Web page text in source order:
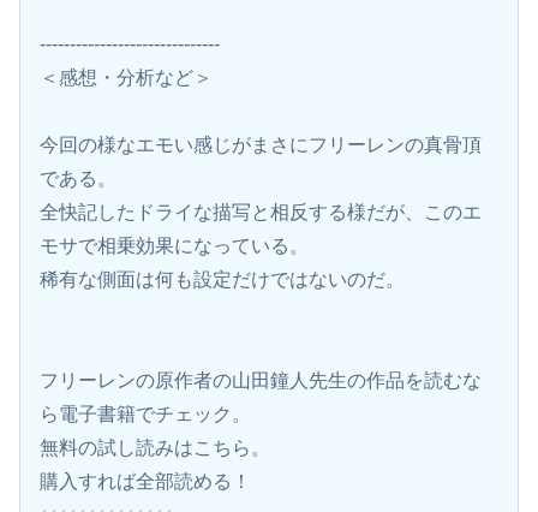
------------------------------
＜感想・分析など＞
今回の様なエモい感じがまさにフリーレンの真骨頂
である。
全快記したドライな描写と相反する様だが、このエ
モサで相乗効果になっている。
稀有な側面は何も設定だけではないのだ。
フリーレンの原作者の山田鐘人先生の作品を読むな
ら電子書籍でチェック。
無料の試し読みはこちら。
購入すれば全部読める！